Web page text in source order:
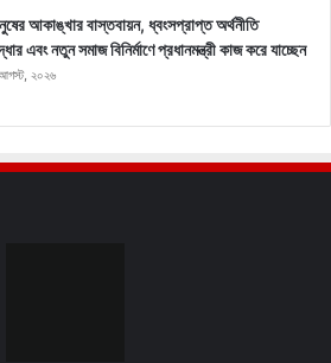
আকাঙ্খার বাস্তবায়ন, ধ্বংসপ্রাপ্ত অর্থনীতি
এবং নতুন সমাজ বিনির্মাণে প্রধানমন্ত্রী কাজ করে যাচ্ছেন
২০২৬